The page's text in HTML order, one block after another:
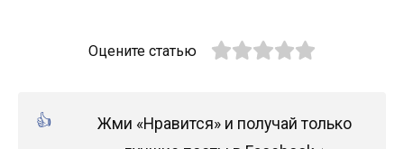
Оцените статью
Жми «Нравится» и получай только